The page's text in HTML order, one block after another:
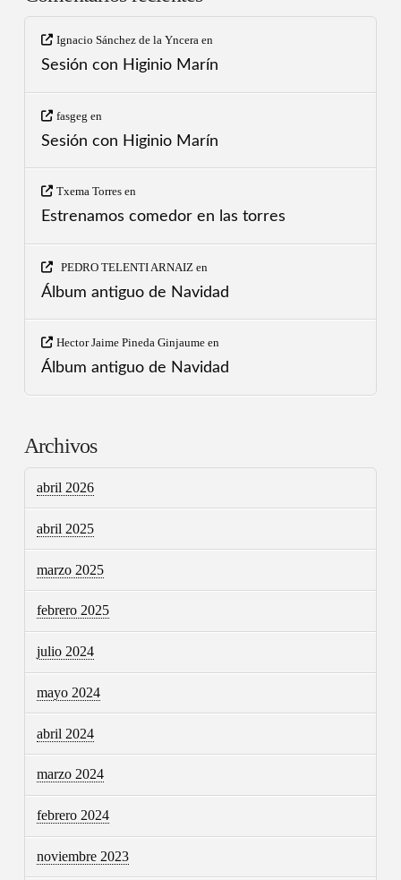
Ignacio Sánchez de la Ynceraen
Sesión con Higinio Marín
fasgeg en
Sesión con Higinio Marín
Txema Torresen
Estrenamos comedor en las torres
PEDRO TELENTI ARNAIZ en
Álbum antiguo de Navidad
Hector Jaime Pineda Ginjaumeen
Álbum antiguo de Navidad
Archivos
abril 2026
abril 2025
marzo 2025
febrero 2025
julio 2024
mayo 2024
abril 2024
marzo 2024
febrero 2024
noviembre 2023